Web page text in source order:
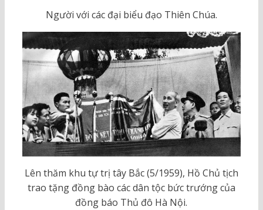
Người với các đại biểu đạo Thiên Chúa.
Lên thăm khu tự trị tây Bắc (5/1959), Hồ Chủ tịch
trao tặng đồng bào các dân tộc bức trướng của
đồng báo Thủ đô Hà Nội.